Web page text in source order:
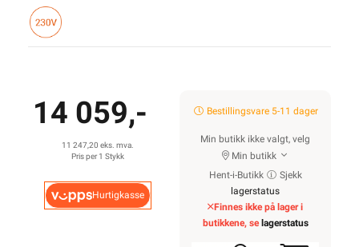
14 059,-
11 247,20 eks. mva.
Pris per 1 Stykk
Hurtigkasse
Bestillingsvare 5-11 dager
Min butikk ikke valgt, velg
Min butikk
Hent-i-Butikk
Sjekk
lagerstatus
Finnes ikke på lager i
butikkene, se lagerstatus